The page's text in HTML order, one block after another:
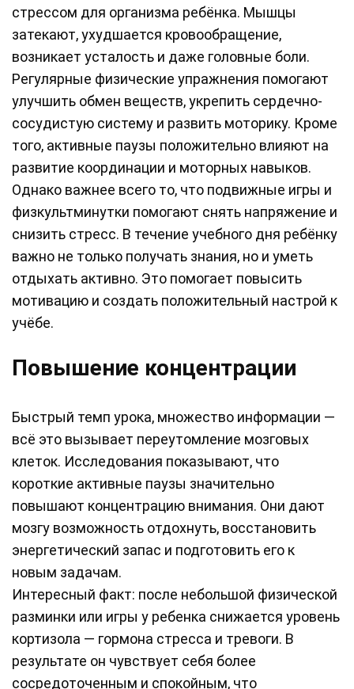
стрессом для организма ребёнка. Мышцы
затекают, ухудшается кровообращение,
возникает усталость и даже головные боли.
Регулярные физические упражнения помогают
улучшить обмен веществ, укрепить сердечно-
сосудистую систему и развить моторику. Кроме
того, активные паузы положительно влияют на
развитие координации и моторных навыков.
Однако важнее всего то, что подвижные игры и
физкультминутки помогают снять напряжение и
снизить стресс. В течение учебного дня ребёнку
важно не только получать знания, но и уметь
отдыхать активно. Это помогает повысить
мотивацию и создать положительный настрой к
учёбе.
Повышение концентрации
Быстрый темп урока, множество информации —
всё это вызывает переутомление мозговых
клеток. Исследования показывают, что
короткие активные паузы значительно
повышают концентрацию внимания. Они дают
мозгу возможность отдохнуть, восстановить
энергетический запас и подготовить его к
новым задачам.
Интересный факт: после небольшой физической
разминки или игры у ребенка снижается уровень
кортизола — гормона стресса и тревоги. В
результате он чувствует себя более
сосредоточенным и спокойным, что